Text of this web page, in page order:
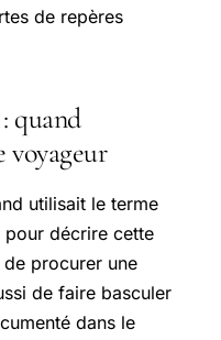
de repères
quand
voyageur
utilisait le terme
pour décrire cette
procurer une
de faire basculer
dans le